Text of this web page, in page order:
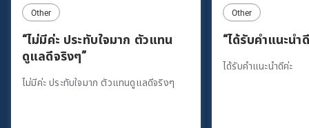
Other
“ไม่มีค่ะ ประทับใจมาก ตัวแทน
ดูแลดีจริงๆ”
ไม่มีค่ะ ประทับใจมาก ตัวแทนดูแลดีจริงๆ
Other
“ได้รับคำแนะนำ
ได้รับคำแนะนำดีค่ะ